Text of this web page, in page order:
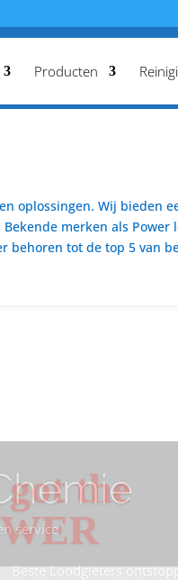
Producten
oplossingen. Wij bieden
merken als Power
tot de top 5 van
service
got the
Beste Loodgieters